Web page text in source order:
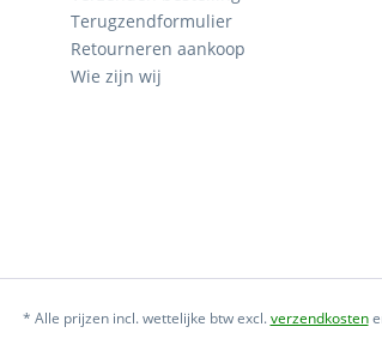
Terugzendformulier
Retourneren aankoop
Wie zijn wij
* Alle prijzen incl. wettelijke btw excl.verzendkosten